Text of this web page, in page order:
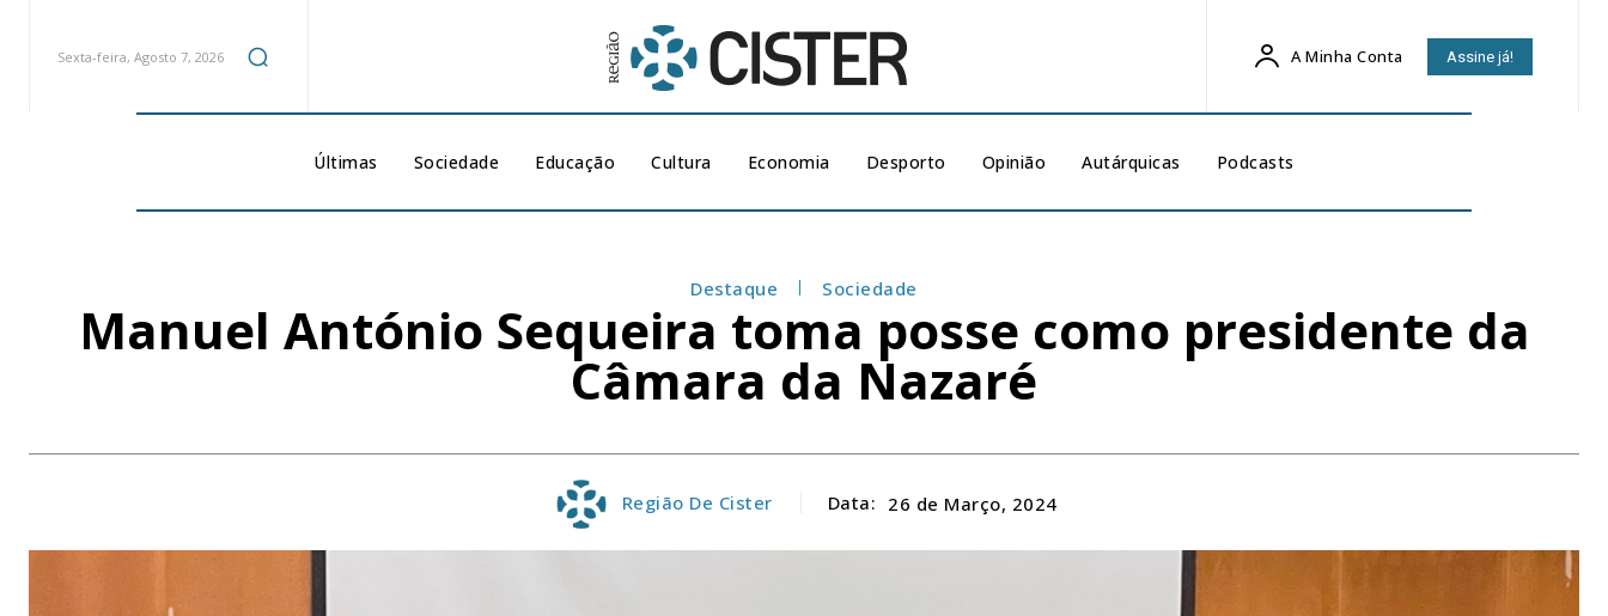
Sexta-feira, Agosto 7, 2026 A Minha Conta Assine já!
Últimas Sociedade Educação Cultura Economia Desporto Opinião Autárquicas Podcasts
Destaque Sociedade
Manuel António Sequeira toma posse como presidente da
Câmara da Nazaré
Região De Cister Data: 26 de Março, 2024